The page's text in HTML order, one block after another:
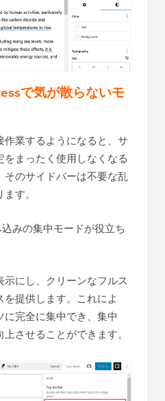
で気が散らないモ
作業するようになると、サ
まったく使用しなくなる
そのサイドバーは不要な乱
す。
みの集中モードが役立ち
にし、クリーンなフルス
提供します。これによ
に完全に集中でき、集中
させることができます。